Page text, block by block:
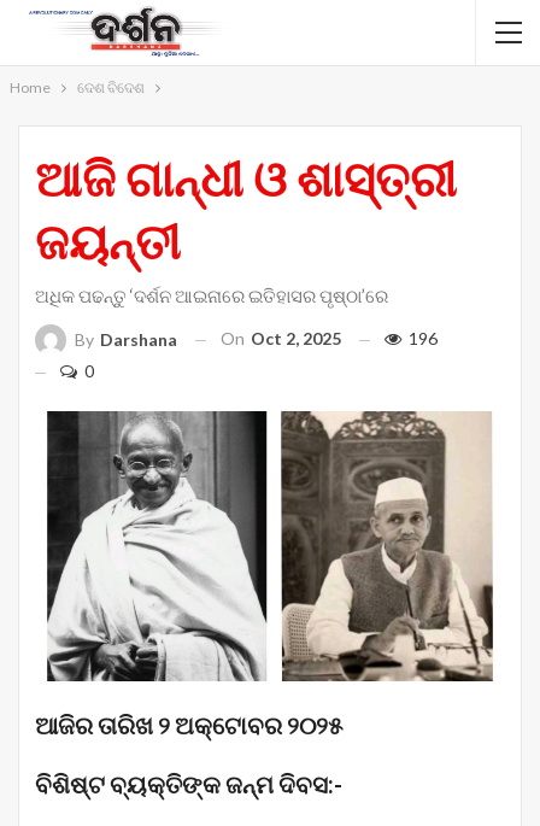
Home ଦେଶ ବିଦେଶ
ଆଜି ଗାନ୍ଧୀ ଓ ଶାସ୍ତ୍ରୀ
ଜୟନ୍ତୀ
ଅଧିକ ପଢନ୍ତୁ ‘ଦର୍ଶନ ଆଇନାରେ ଇତିହାସର ପୃଷ୍ଠା’ରେ
By Darshana On Oct 2, 2025
196
0
ଆଜିର ତାରିଖ ୨ ଅକ୍ଟୋବର ୨୦୨୫
ବିଶିଷ୍ଟ ବ୍ୟକ୍ତିଙ୍କ ଜନ୍ମ ଦିବସ:-